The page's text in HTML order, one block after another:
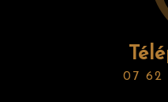
07